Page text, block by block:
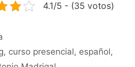
4.1/5 - (35 votos)
, curso presencial, español,